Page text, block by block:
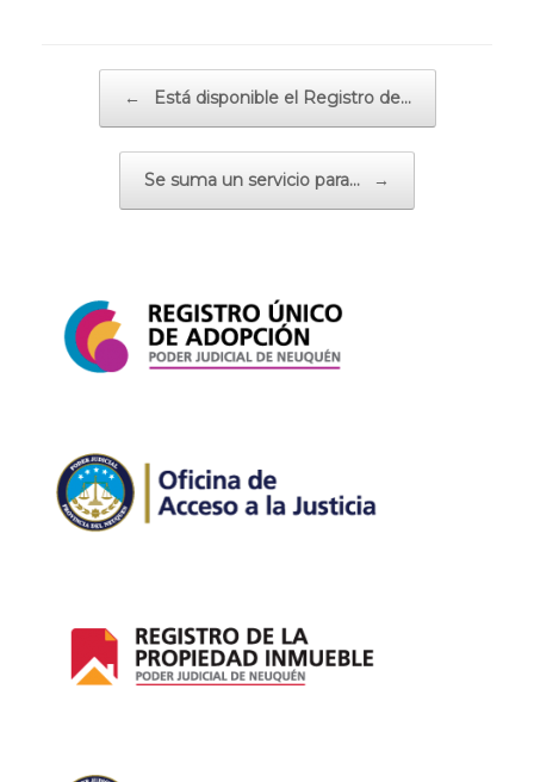
← Está disponible el Registro de…
Se suma un servicio para… →